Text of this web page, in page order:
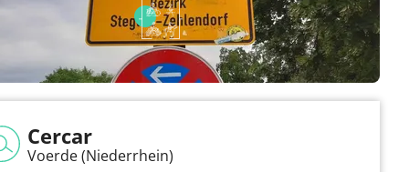
Cercar
Voerde (Niederrhein)